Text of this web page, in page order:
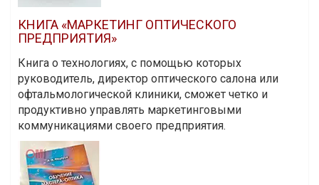
КНИГА «МАРКЕТИНГ ОПТИЧЕСКОГО
ПРЕДПРИЯТИЯ»
Книга о технологиях, с помощью которых
руководитель, директор оптического салона или
офтальмологической клиники, сможет четко и
продуктивно управлять маркетинговыми
коммуникациями своего предприятия.